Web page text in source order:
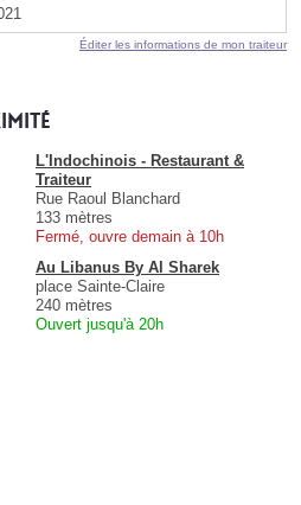
Éditer les informations de mon traiteur
L'Indochinois - Restaurant &
Traiteur
Rue Raoul Blanchard
133 mètres
Fermé, ouvre demain à 10h
Au Libanus By Al Sharek
place Sainte-Claire
240 mètres
Ouvert jusqu'à 20h